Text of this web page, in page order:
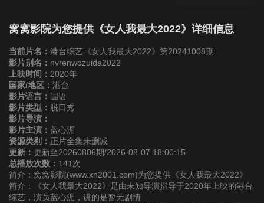
第20220107期 第20220110(微女人)
期
第20220110期
第20220112期
第20220117期
第20220120期 第20220121期 第20220124(微女人)
期
窝窝影院为您提供《女人我最大2022》详细信息
当前片名： 港台综艺《女人我最大2022》第20241008期
影片别名： nvrenwozuida2022
上映时间： 2020年
国家/地区： 港台
影片语言： 国语
影片类型： 脱口秀
影片导演：
影片主演： 蓝心湄
资源类别： 正片全集未删减
更新： 更新至20260806期/2026-08-07 18:00:15
总播放次数： 141次
简介：窝窝影院(www.xn2001.com)为您提供《女人我最大2022》
简介：《女人我最大2022》是由未知导演指导于2020年上映的港台
综艺，演员蓝心湄，讲的是暂无剧情